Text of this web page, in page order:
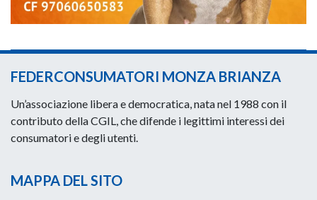
FEDERCONSUMATORI MONZA BRIANZA
Un’associazione libera e democratica, nata nel 1988 con il
contributo della CGIL, che difende i legittimi interessi dei
consumatori e degli utenti.
MAPPA DEL SITO